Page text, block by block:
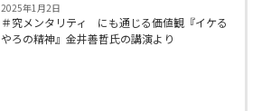
2025年1月2日
＃究メンタリティ にも通じる価値観『イケる
やろの精神』金井善哲氏の講演より